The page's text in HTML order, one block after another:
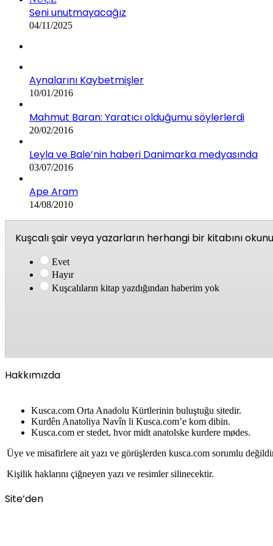
Seni unutmayacağız
04/11/2025
Aynalarını Kaybetmişler
10/01/2016
Mahmut Baran: Yaratıcı olduğumu söylerlerdi
20/02/2016
Leyla ve Bale’nin haberi Danimarka medyasında
03/07/2016
Ape Aram
14/08/2010
Kuşcalı şair veya yazarların herhangi bir kitabını
Evet
Hayır
Kuşcalıların kitap yazdığından haberim yok
Hakkımızda
Kusca.com Orta Anadolu Kürtlerinin buluştuğu sitedir.
Kurdên Anatoliya Navîn li Kusca.com’e kom dibin.
Kusca.com er stedet, hvor midt anatolske kurdere mødes.
Üye ve misafirlere ait yazı ve görüşlerden kusca.com sorumlu
Kişilik haklarını çiğneyen yazı ve resimler silinecektir.
Site’den